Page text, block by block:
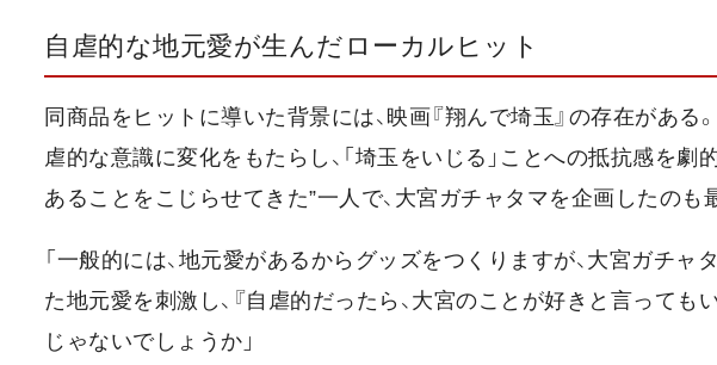
自虐的な地元愛が生んだローカルヒット
同商品をヒットに導いた背景には、映画『翔んで埼玉』の存在がある
虐的な意識に変化をもたらし、「埼玉をいじる」ことへの抵抗感を
あることをこじらせてきた”一人で、大宮ガチャタマを企画したのも
「一般的には、地元愛があるからグッズをつくりますが、大宮ガチ
た地元愛を刺激し、『自虐的だったら、大宮のことが好きと言っても
じゃないでしょうか」